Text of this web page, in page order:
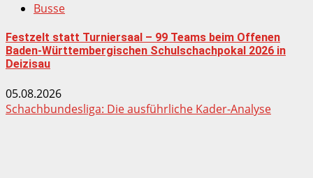
Busse
Festzelt statt Turniersaal – 99 Teams beim Offenen
Baden-Württembergischen Schulschachpokal 2026 in
Deizisau
05.08.2026
Schachbundesliga: Die ausführliche Kader-Analyse